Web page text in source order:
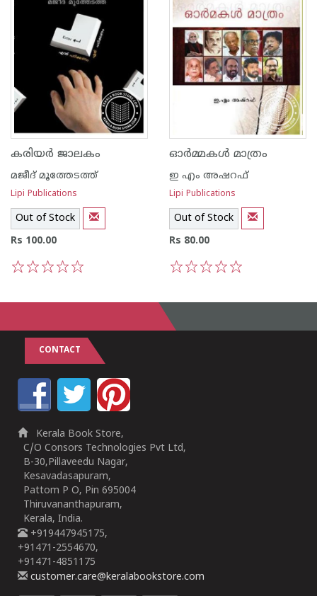
കരിയര്‍ ജാലകം
മജീദ് മൂത്തേടത്ത്
Lipi Publications
Out of Stock
Rs 100.00
ഓര്‍മ്മകള്‍ മാത്രം
ഇ എം അഷറഫ്
Lipi Publications
Out of Stock
Rs 80.00
CONTACT
Kerala Book Store,
C/O Consors Technologies Pvt Ltd,
B-30,Pillaveedu Nagar,
Kesavadasapuram,
Pattom P O, Pin 695004
Thiruvananthapuram,
Kerala, India.
+919447945175,
+91471-2554670,
+91471-4851175
customer.care@keralabookstore.com